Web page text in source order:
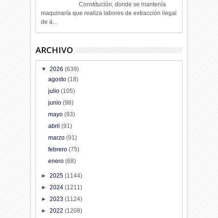
Constitución, donde se mantenía
maquinaría que realiza labores de extracción ilegal
de á...
ARCHIVO
▼2026(639)
agosto (18)
julio (105)
junio (98)
mayo (93)
abril (91)
marzo (91)
febrero (75)
enero (68)
►2025(1144)
►2024(1211)
►2023(1124)
►2022(1208)